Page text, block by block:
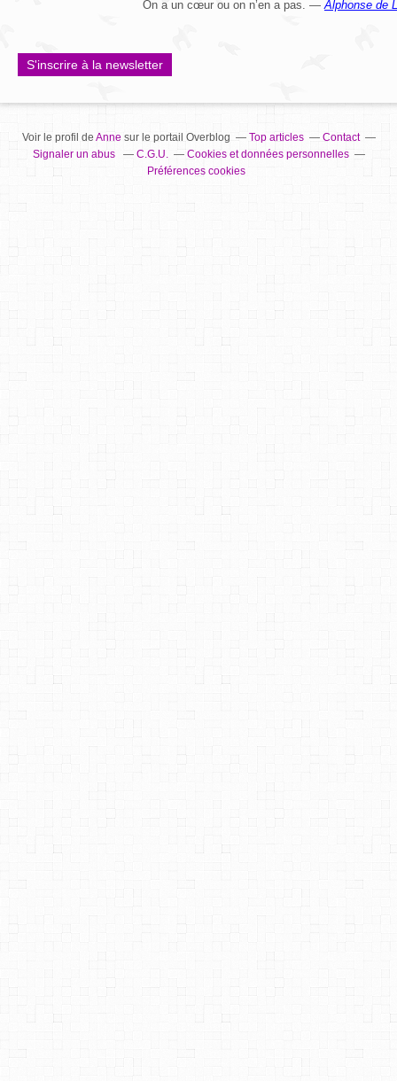
On a un cœur ou on n’en a pas. —Alphonse de
S'inscrire à la newsletter
Voir le profil de Annesur le portail Overblog Top articles
Contact
Signaler un abus
C.G.U.
Cookies et données personnelles
Préférences cookies